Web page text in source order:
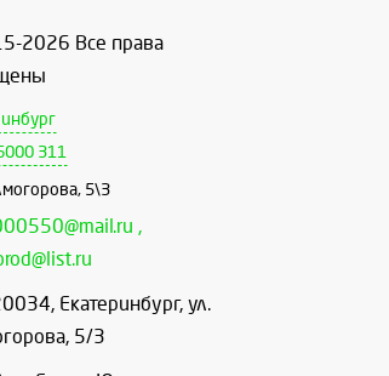
2026 Все права
311
5\3
,
, Екатеринбург, ул.
5/3